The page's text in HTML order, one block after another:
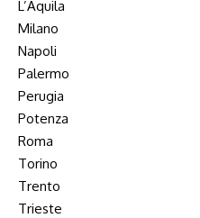
L’Aquila
Milano
Napoli
Palermo
Perugia
Potenza
Roma
Torino
Trento
Trieste